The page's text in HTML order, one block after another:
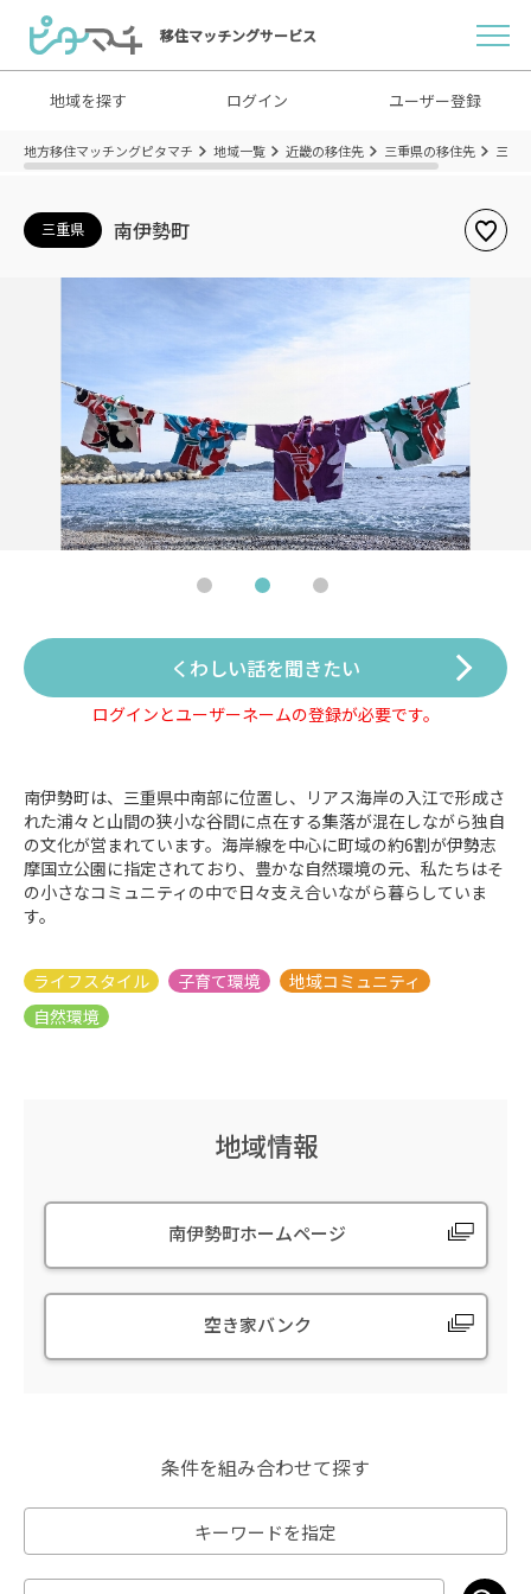
移住マッチングサービス
地域を探す ログイン ユーザー登録
地方移住マッチングピタマチ 地域一覧 近畿の移住先 三重県の移住先 三重
三重県 南伊勢町
くわしい話を聞きたい
ログインとユーザーネームの登録が必要です。
南伊勢町は、三重県中南部に位置し、リアス海岸の入江で形成さ
れた浦々と山間の狭小な谷間に点在する集落が混在しながら独自
の文化が営まれています。海岸線を中心に町域の約6割が伊勢志
摩国立公園に指定されており、豊かな自然環境の元、私たちはそ
の小さなコミュニティの中で日々支え合いながら暮らしていま
す。
地域情報
南伊勢町ホームページ
空き家バンク
条件を組み合わせて探す
キーワードを指定